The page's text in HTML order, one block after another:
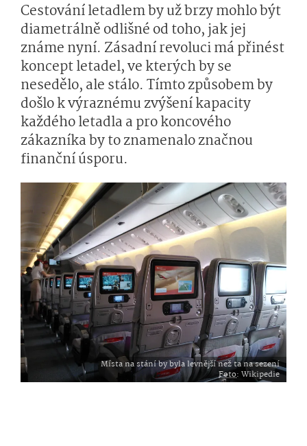
Cestování letadlem by už brzy mohlo být
diametrálně odlišné od toho, jak jej
známe nyní. Zásadní revoluci má přinést
koncept letadel, ve kterých by se
nesedělo, ale stálo. Tímto způsobem by
došlo k výraznému zvýšení kapacity
každého letadla a pro koncového
zákazníka by to znamenalo značnou
finanční úsporu.
Místa na stání by byla levnější než ta na sezení
Foto: Wikipedie